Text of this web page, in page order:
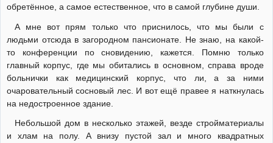
обретённое, а самое естественное, что в самой глубине души.
А мне вот прям только что приснилось, что мы были с
людьми отсюда в загородном пансионате. Не знаю, на какой-
то конференции по сновидению, кажется. Помню только
главный корпус, где мы обитались в основном, справа вроде
больнички как медицинский корпус, что ли, а за ними
очаровательный сосновый лес. И вот ещё правее я наткнулась
на недостроенное здание.
Небольшой дом в несколько этажей, везде стройматериалы
и хлам на полу. А внизу пустой зал и много квадратных